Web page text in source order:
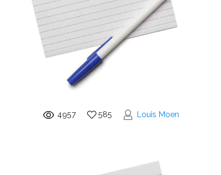
4957 585 Louis Moen